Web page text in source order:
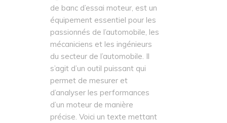
de banc d’essai moteur, est un
équipement essentiel pour les
passionnés de l’automobile, les
mécaniciens et les ingénieurs
du secteur de l’automobile. Il
s’agit d’un outil puissant qui
permet de mesurer et
d’analyser les performances
d’un moteur de manière
précise. Voici un texte mettant